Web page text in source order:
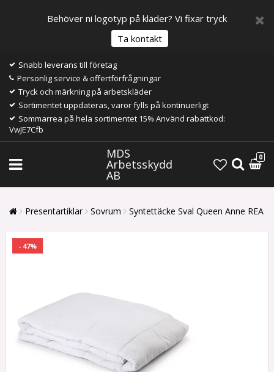
Behöver ni logotyp på kläder? Vi fixar tryck
Ta kontakt
Snabb leverans till företag
Personlig service & offertförfrågningar
Tryck och märkning på arbetskläder
Sortimentet uppdateras, varor fylls på kontinuerligt
Sommarrea på hela sortimentet 15% Använd rabattkod:
VwJE7Cfb
MDS
Arbetsskydd
AB
0
Presentartiklar Sovrum Syntettäcke Sval Queen Anne REA
- 47%